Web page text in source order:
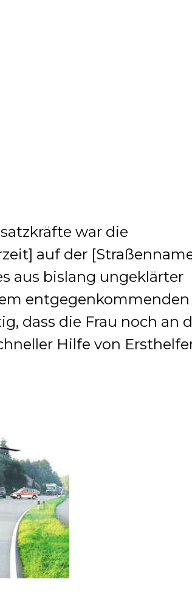
war die
auf der
aus bislang ungeklärter
dass die Frau noch an
Hilfe von